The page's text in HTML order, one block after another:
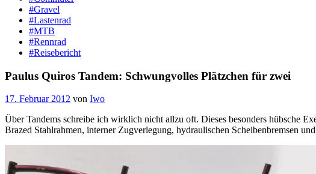
#Gravel
#Lastenrad
#MTB
#Rennrad
#Reisebericht
Paulus Quiros Tandem: Schwungvolles Plätzchen für zwei
17. Februar 2012 von Iwo
Über Tandems schreibe ich wirklich nicht allzu oft. Dieses besonders hübsche
Brazed Stahlrahmen, interner Zugverlegung, hydraulischen Scheibenbremsen